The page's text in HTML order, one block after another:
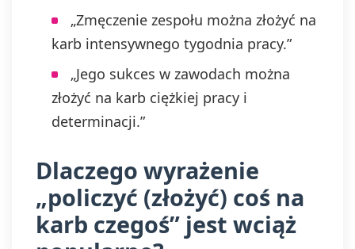
„Zmęczenie zespołu można złożyć na
karb intensywnego tygodnia pracy.”
„Jego sukces w zawodach można
złożyć na karb ciężkiej pracy i
determinacji.”
Dlaczego wyrażenie
„policzyć (złożyć) coś na
karb czegoś” jest wciąż